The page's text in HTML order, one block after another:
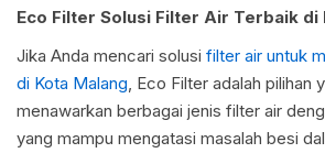
Eco Filter Solusi Filter Air Terbaik di
Jika Anda mencari solusi filter air untuk
di Kota Malang , Eco Filter adalah pilihan
menawarkan berbagai jenis filter air
yang mampu mengatasi masalah besi